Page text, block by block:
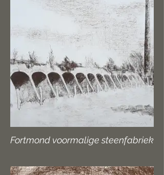
Fortmond voormalige steenfabriek